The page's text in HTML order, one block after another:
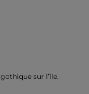
sur l’île.